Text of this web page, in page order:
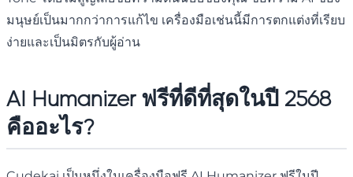
มนุษย์เป็นมากกว่าการแก้ไข เครื่องมือเช่นนี้มีการตกแต่งที่เรียบ
ง่ายและเป็นมิตรกับผู้อ่าน
AI Humanizer ฟรีที่ดีที่สุดในปี 2568
คืออะไร?